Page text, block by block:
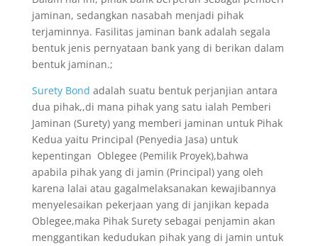
jaminan, sedangkan nasabah menjadi pihak
terjaminnya. Fasilitas jaminan bank adalah segala
bentuk jenis pernyataan bank yang di berikan dalam
bentuk jaminan.;
Surety Bond adalah suatu bentuk perjanjian antara
dua pihak,,di mana pihak yang satu ialah Pemberi
Jaminan (Surety) yang memberi jaminan untuk Pihak
Kedua yaitu Principal (Penyedia Jasa) untuk
kepentingan Oblegee (Pemilik Proyek),bahwa
apabila pihak yang di jamin (Principal) yang oleh
karena lalai atau gagalmelaksanakan kewajibannya
menyelesaikan pekerjaan yang di janjikan kepada
Oblegee,maka Pihak Surety sebagai penjamin akan
menggantikan kedudukan pihak yang di jamin untuk